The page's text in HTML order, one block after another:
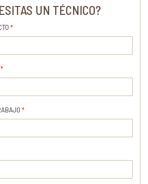
UN TÉCNICO?
*
*
*